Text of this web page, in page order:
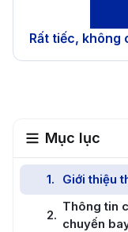
Rất tiếc, không
Mục lục
1. Giới thiệu
2.
Thông tin
chuyến